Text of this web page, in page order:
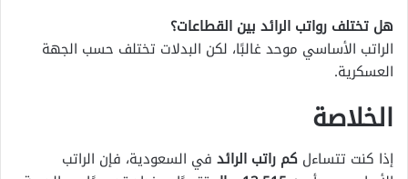
هل تختلف رواتب الرائد بين القطاعات؟
الراتب الأساسي موحد غالبًا، لكن البدلات تختلف حسب الجهة
العسكرية.
الخلاصة
إذا كنت تتساءل كم راتب الرائد في السعودية، فإن الراتب